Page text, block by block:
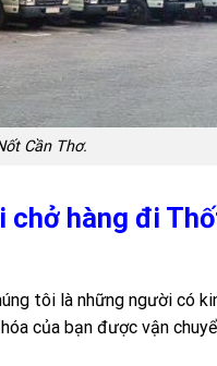
Cần Thơ.
chở hàng đi
tôi là những người có
của bạn được vận